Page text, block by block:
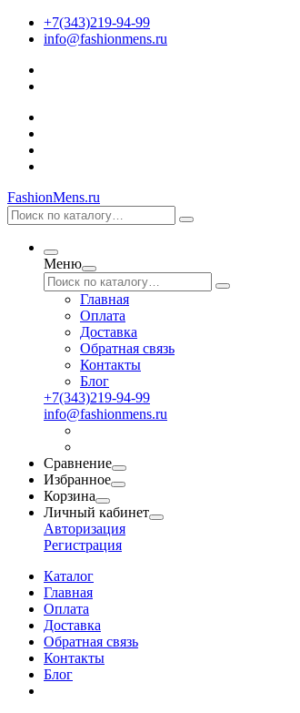
+7(343)219-94-99
info@fashionmens.ru
FashionMens.ru
Меню
Главная
Оплата
Доставка
Обратная связь
Контакты
Блог
+7(343)219-94-99
info@fashionmens.ru
Сравнение
Избранное
Корзина
Личный кабинет
Авторизация
Регистрация
Каталог
Главная
Оплата
Доставка
Обратная связь
Контакты
Блог